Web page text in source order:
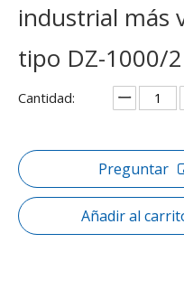
industrial más
tipo DZ-1000/
Cantidad:
Preguntar
Añadir al